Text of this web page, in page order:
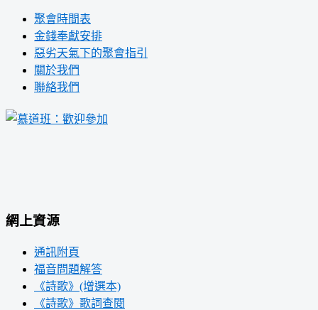
聚會時間表
金錢奉獻安排
惡劣天氣下的聚會指引
關於我們
聯絡我們
網上資源
通訊附頁
福音問題解答
《詩歌》(增選本)
《詩歌》歌詞查閱